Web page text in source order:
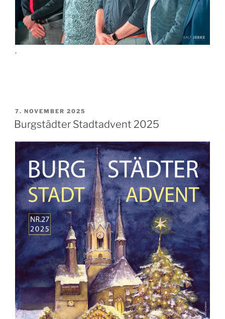
.
VERÖFFENTLICHT
AM
7. NOVEMBER 2025
Burgstädter Stadtadvent 2025